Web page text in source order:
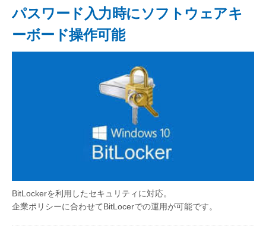
パスワード入力時にソフトウェアキ
ーボード操作可能
BitLockerを利用したセキュリティに対応。
企業ポリシーに合わせてBitLocerでの運用が可能です。